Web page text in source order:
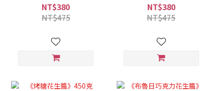
NT$380
NT$475
NT$380
NT$475